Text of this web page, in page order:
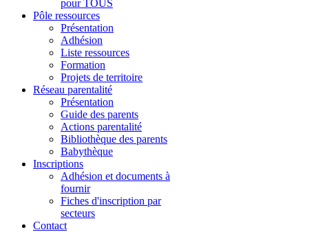
pour TOUS
Pôle ressources
Présentation
Adhésion
Liste ressources
Formation
Projets de territoire
Réseau parentalité
Présentation
Guide des parents
Actions parentalité
Bibliothèque des parents
Babythèque
Inscriptions
Adhésion et documents à
fournir
Fiches d'inscription par
secteurs
Contact